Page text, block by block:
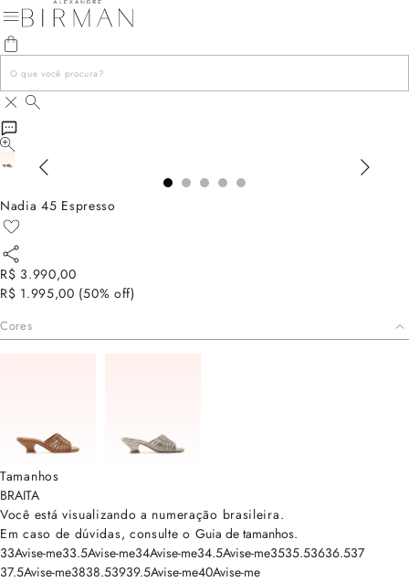
Nadia 45 Espresso
R$ 3.990,00
R$ 1.995,00 (50% off)
Cores
Tamanhos
BRAITA
Você está visualizando a numeração brasileira.
Em caso de dúvidas, consulte o Guia de tamanhos.
33Avise-me33.5Avise-me34Avise-me34.5Avise-me3535.53636.537
37.5Avise-me3838.53939.5Avise-me40Avise-me